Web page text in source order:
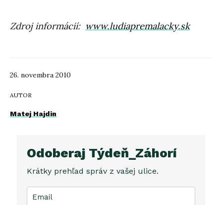
26. novembra 2010
AUTOR
Matej Hajdin
Zdroj informácií: www.ludiapremalacky.sk
Odoberaj Týdeň_Záhorí
Krátky prehľad správ z vašej ulice.